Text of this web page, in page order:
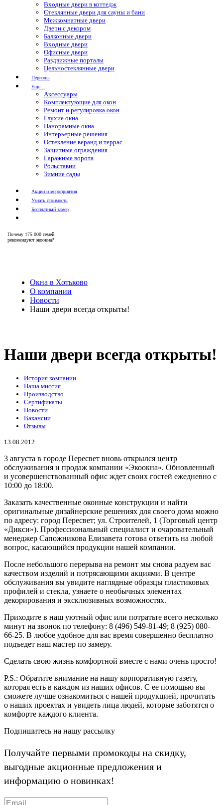
Входные двери в коттедж
Стеклянные двери для сауны и бани
Межкомнатные двери
Двери с декором
Балконные двери
Входные двери
Офисные двери
Раздвижные порталы
Цельностеклянные двери
Перголы
Еще...
Аксессуары
Комплектующие для окон
Ремонт и регулировка окон
Глухие окна
Панорамные окна
Интерьерные решения
Остекление веранд и террас
Защитные ограждения
Гаражные ворота
Рольставни
Зимние сады
Акции и мероприятия
Узнать стоимость
Бесплатный замер
Почему 175 000 семей
рекомендуют экоокна?
Окна в Хотьково
О компании
Новости
Наши двери всегда открыты!
Наши двери всегда открыты!
История компании
Наша миссия
Производство
Сертификаты
Новости
Вакансии
Отзывы
13.08.2012
3 августа в городе Пересвет вновь открылся центр
обслуживания и продаж компании «Экоокна». Обновленный
и усовершенствованный офис ждет своих гостей ежедневно с
10:00 до 18:00.
Заказать качественные оконные конструкции и найти
оригинальные дизайнерские решениях для своего дома можно
по адресу: город Пересвет; ул. Строителей, 1 (Торговый центр
«Дикси»). Профессиональный специалист и очаровательный
менеджер Сапожникова Елизавета готова ответить на любой
вопрос, касающийся продукции нашей компании.
После небольшого перерыва на ремонт мы снова радуем вас
качеством изделий и потрясающими акциями. В центре
обслуживания вы увидите наглядные образцы пластиковых
профилей и стекла, узнаете о необычных элементах
декорирования и эксклюзивных возможностях.
Приходите в наш уютный офис или потратьте всего несколько
минут на звонок по телефону: 8 (496) 549-81-49; 8 (925) 080-
66-25. В любое удобное для вас время совершенно бесплатно
подъедет наш мастер по замеру.
Сделать свою жизнь комфортной вместе с нами очень просто!
P.S.: Обратите внимание на нашу корпоративную газету,
которая есть в каждом из наших офисов. С ее помощью вы
сможете лучше ознакомиться с нашей продукцией, прочитать
о наших проектах и увидеть лица людей, которые заботятся о
комфорте каждого клиента.
Подпишитесь на нашу рассылку
Получайте первыми промокоды на скидку,
выгодные акционные предложения и
информацию о новинках!